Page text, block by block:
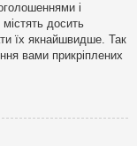
і
досить
їх якнайшвидше. Так
вами прикріплених